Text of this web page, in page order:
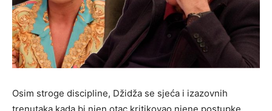
Osim stroge discipline, Džidža se sjeća i izazovnih